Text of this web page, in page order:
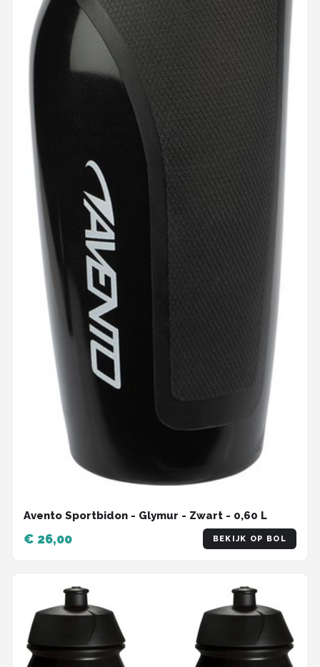
Avento Sportbidon - Glymur - Zwart - 0,60 L
€ 26,00 BEKIJK OP BOL